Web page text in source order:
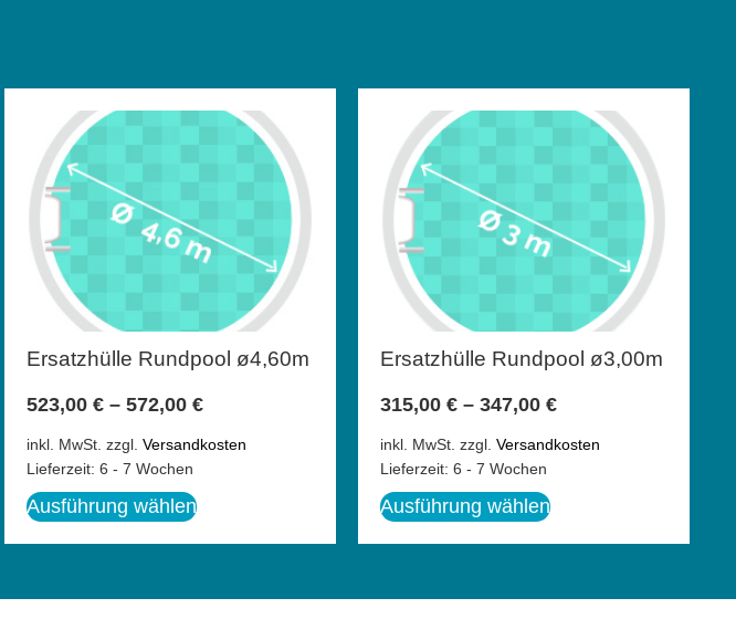
Ersatzhülle Rundpool ø4,60m
523,00 € – 572,00 €
inkl. MwSt. zzgl. Versandkosten
Lieferzeit: 6 - 7 Wochen
Ausführung wählen
Ersatzhülle Rundpool ø3,00m
315,00 € – 347,00 €
inkl. MwSt. zzgl. Versandkosten
Lieferzeit: 6 - 7 Wochen
Ausführung wählen